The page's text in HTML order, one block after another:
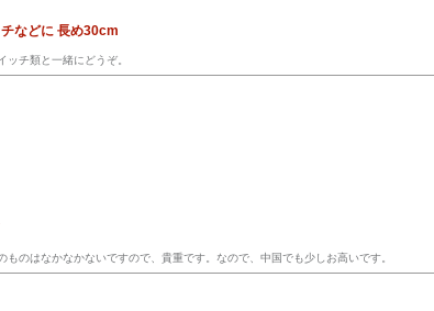
などに 長め30cm
チ類と一緒にどうぞ。
のはなかなかないですので、貴重です。なので、中国でも少しお高いです。